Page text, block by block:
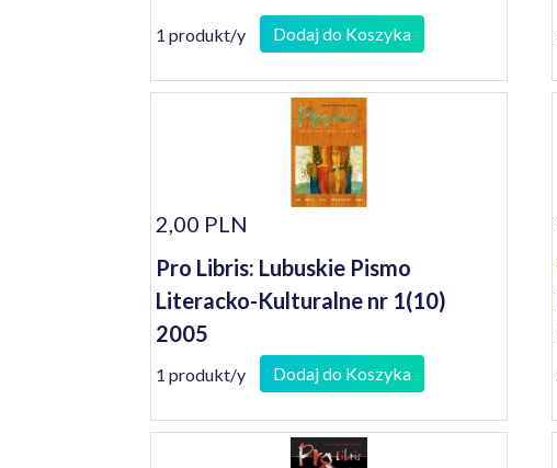
1 produkt/y Dodaj do Koszyka
2,00 PLN
Pro Libris: Lubuskie Pismo
Literacko-Kulturalne nr 1(10)
2005
1 produkt/y Dodaj do Koszyka